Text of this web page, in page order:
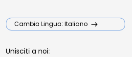
Cambia Lingua: Italiano
Unisciti a noi: